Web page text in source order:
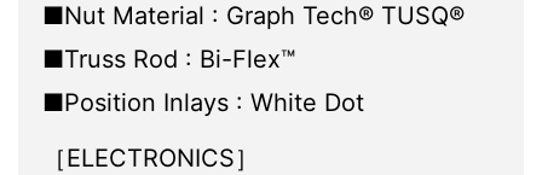
■Nut Material : Graph Tech® TUSQ®
■Truss Rod : Bi-Flex™
■Position Inlays : White Dot
［ELECTRONICS］